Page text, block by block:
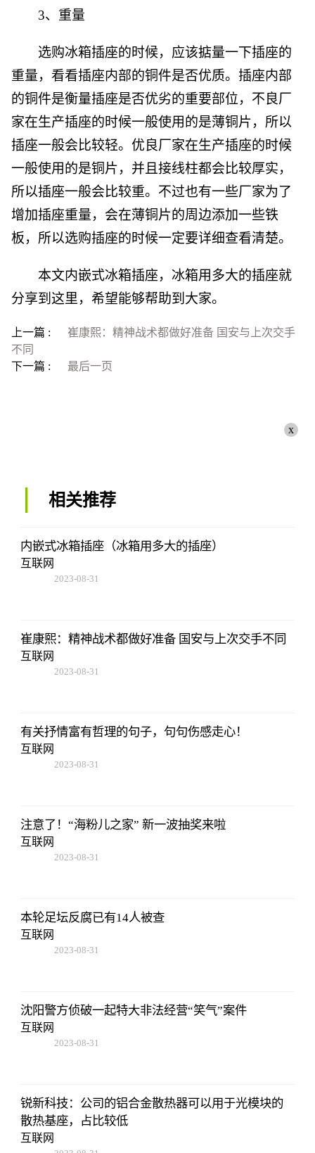
3、重量
选购冰箱插座的时候，应该掂量一下插座的
重量，看看插座内部的铜件是否优质。插座内部
的铜件是衡量插座是否优劣的重要部位，不良厂
家在生产插座的时候一般使用的是薄铜片，所以
插座一般会比较轻。优良厂家在生产插座的时候
一般使用的是铜片，并且接线柱都会比较厚实，
所以插座一般会比较重。不过也有一些厂家为了
增加插座重量，会在薄铜片的周边添加一些铁
板，所以选购插座的时候一定要详细查看清楚。
本文内嵌式冰箱插座，冰箱用多大的插座就
分享到这里，希望能够帮助到大家。
上一篇 :
崔康熙：精神战术都做好准备 国安与上次交手
不同
下一篇 :
最后一页
x
相关推荐
内嵌式冰箱插座（冰箱用多大的插座）
互联网
2023-08-31
崔康熙：精神战术都做好准备 国安与上次交手不同
互联网
2023-08-31
有关抒情富有哲理的句子，句句伤感走心！
互联网
2023-08-31
注意了！“海粉儿之家” 新一波抽奖来啦
互联网
2023-08-31
本轮足坛反腐已有14人被查
互联网
2023-08-31
沈阳警方侦破一起特大非法经营“笑气”案件
互联网
2023-08-31
锐新科技：公司的铝合金散热器可以用于光模块的
散热基座，占比较低
互联网